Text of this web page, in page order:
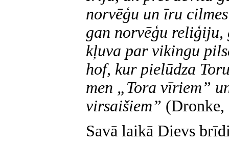
norvēģu un īru
gan norvēģu reliģiju,
kļuva par vikingu
hof, kur pielūdza
men „Tora vīriem”
virsaišiem”
Savā laikā Dievs